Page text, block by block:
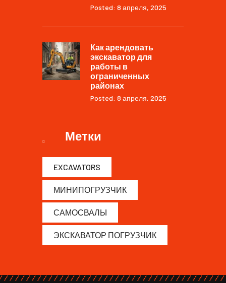
Posted: 8 апреля, 2025
Как арендовать
экскаватор для
работы в
ограниченных
районах
Posted: 8 апреля, 2025
Метки
EXCAVATORS
МИНИПОГРУЗЧИК
САМОСВАЛЫ
ЭКСКАВАТОР ПОГРУЗЧИК